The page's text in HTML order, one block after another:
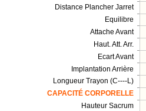
Hauteur Sacrum
CAPACITÉ CORPORELLE
Longueur Trayon (C----L)
Implantation Arrière
Ecart Avant
Haut. Att. Arr.
Attache Avant
Equilibre
Distance Plancher Jarret